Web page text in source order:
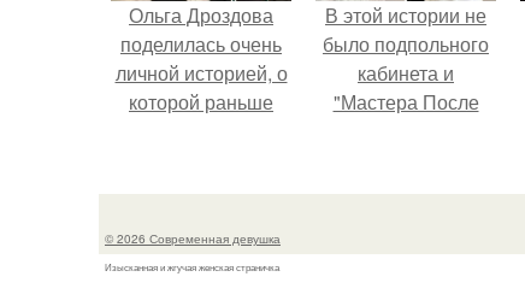
Ольга Дроздова
поделилась очень
личной историей, о
которой раньше
В этой истории не
было подпольного
кабинета и
"Мастера После
© 2026 Современная девушка
Изысканная и жгучая женская страничка